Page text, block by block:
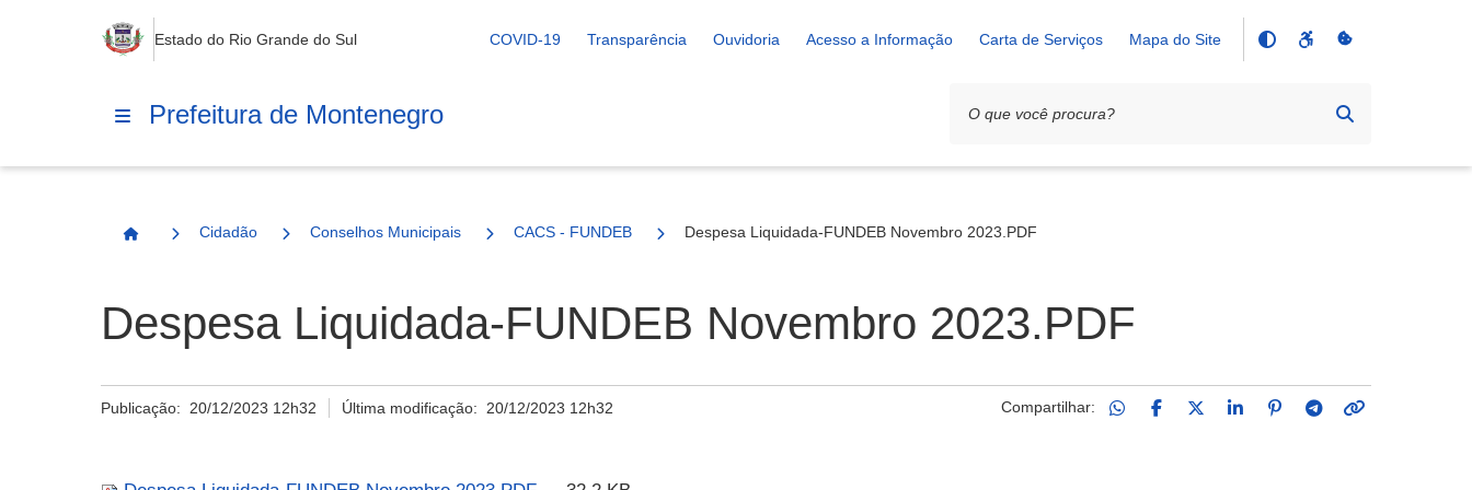
Estado do Rio Grande do Sul COVID-19 Transparência Ouvidoria Acesso a Informação Carta de Serviços Mapa do Site
Prefeitura de Montenegro
Página Inicial
Cidadão Conselhos Municipais CACS - FUNDEB Despesa Liquidada-FUNDEB Novembro 2023.PDF
Despesa Liquidada-FUNDEB Novembro 2023.PDF
Publicação: 20/12/2023 12h32 Última modificação: 20/12/2023 12h32 Compartilhar: